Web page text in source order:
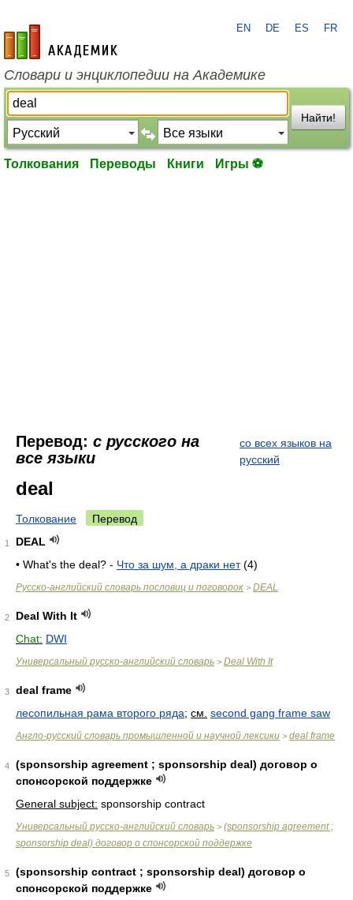
academic.ru
EN DE ES FR
Словари и энциклопедии на Академике
Найти!
Толкования Переводы Книги Игры ⚽
Перевод: с русского на
все языки
со всех языков на
русский
deal
Толкование Перевод
1
DEAL
• What's the deal? - Что за шум, а драки нет(4)
Русско-английский словарь пословиц и поговорок > DEAL
2
Deal With It
Chat: DWI
Универсальный русско-английский словарь > Deal With It
3
deal frame
лесопильная рама второго ряда; см. second gang frame saw
Англо-русский словарь промышленной и научной лексики > deal frame
4
(sponsorship agreement ; sponsorship deal) договор о
спонсорской поддержке
General subject: sponsorship contract
Универсальный русско-английский словарь > (sponsorship agreement ;
sponsorship deal) договор о спонсорской поддержке
5
(sponsorship contract ; sponsorship deal) договор о
спонсорской поддержке